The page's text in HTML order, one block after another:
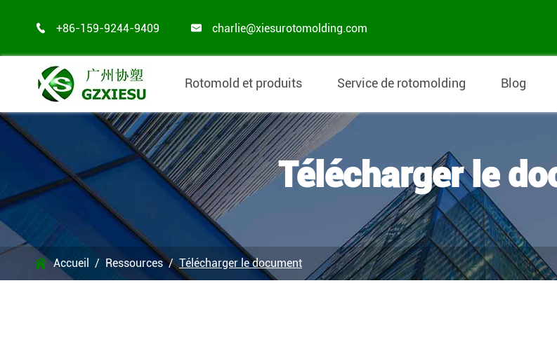
 +86-159-9244-9409  charlie@xiesurotomolding.com
Rotomold et produits Service de rotomolding Blog
Télécharger le
 Accueil Ressources Télécharger le document